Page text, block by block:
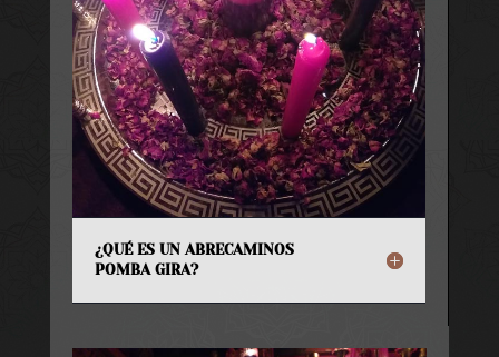
¿QUÉ ES UN ABRECAMINOS
POMBA GIRA?